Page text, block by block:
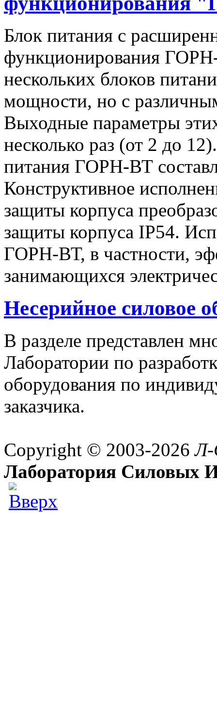
Блок питания с
функционирования
нескольких блоков
мощности, но с
Выходные параметры
несколько раз (от 2 до
питания ГОРН-ВТ
Конструктивное
защиты корпуса
защиты корпуса IP54.
ГОРН-ВТ, в частности,
занимающихся
Несерийное силовое
В разделе представлен
Лаборатории по
оборудования по
заказчика.
Copyright © 2003-2026
Лаборатория Силовых